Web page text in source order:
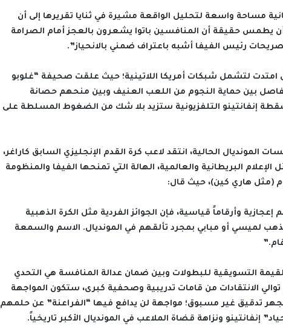
مساحة واسعة لتحليل الواقعة مشيرة في ثنايا تقريرها إلى أن
أن يطمس حقيقة أن المنافسين باتوا يشعرون بالعجز أمام الصرامة
رئيس الفيفا أشبه باعتراف ضمني بالانحياز”.
امتدت لتشمل شبكات أمريكا اللاتينية؛ حيث علقت صحيفة “غلوبو
بين حماية النجوم من اللعب العنيف وبين منحهم حصانة
إنفانتينو التلفزيونية ستزيد بلا شك من الضغوط المسلطة على
المونديال الحالية، انتقد لاعب كرة القدم الإنجليزي السابق كاراغر،
البريطانية والعالمية، الهالة التي تمنحها الفيفا والمنظومة
(مثل هاري كين)، حيث قال:
وأرقاماً قياسية، فإن الجوائز الفردية مثل الكرة الذهبية
لميسي أو مبابي بمجرد تألقهم في المونديال. الاسم والسمعة
التسويقية للبطولات وبين ضمان عدالة المنافسة هي التحدي
الانتقادات من قامات تدريبية وصحفية كبرى، ستكون المواجهة
الأرجنتين ومصر في دور الـ16 تحت مجهر تدقيق غير مسبوق؛ مواجهة لن يدافع فيها “الفراعنة” عن حلمهم
إنفانتينو ونزاهة قضاة الملاعب في المونديال الأكبر تاريخياً.